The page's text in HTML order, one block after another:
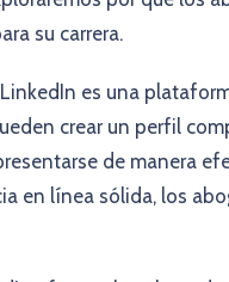
su carrera.
LinkedIn es una
crear un perfil
de manera
en línea sólida, los